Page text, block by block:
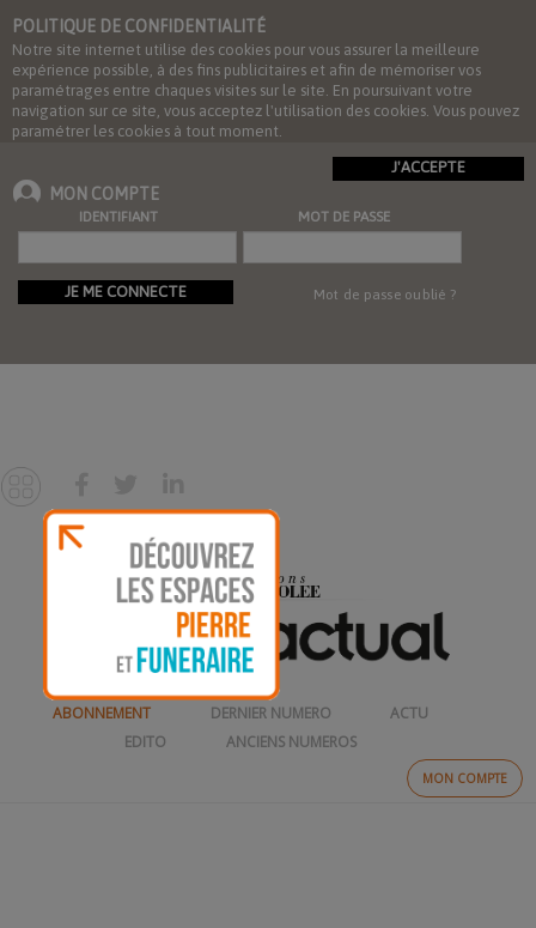
POLITIQUE DE CONFIDENTIALITÉ
Notre site internet utilise des cookies pour vous assurer la meilleure
expérience possible, à des fins publicitaires et afin de mémoriser vos
paramétrages entre chaques visites sur le site. En poursuivant votre
navigation sur ce site, vous acceptez l'utilisation des cookies. Vous pouvez
paramétrer les cookies à tout moment.
J'ACCEPTE
MON COMPTE
IDENTIFIANT MOT DE PASSE
JE ME CONNECTE Mot de passe oublié ?
MON COMPTE
ABONNEMENT DERNIER NUMERO
ACTU
EDITO
ANCIENS NUMEROS